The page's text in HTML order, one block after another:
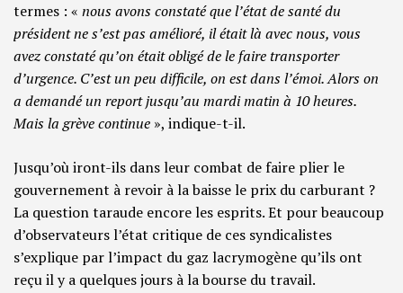
termes : « nous avons constaté que l’état de santé du
président ne s’est pas amélioré, il était là avec nous, vous
avez constaté qu’on était obligé de le faire transporter
d’urgence. C’est un peu difficile, on est dans l’émoi. Alors on
a demandé un report jusqu’au mardi matin à 10 heures.
Mais la grève continue », indique-t-il.
Jusqu’où iront-ils dans leur combat de faire plier le
gouvernement à revoir à la baisse le prix du carburant ?
La question taraude encore les esprits. Et pour beaucoup
d’observateurs l’état critique de ces syndicalistes
s’explique par l’impact du gaz lacrymogène qu’ils ont
reçu il y a quelques jours à la bourse du travail.